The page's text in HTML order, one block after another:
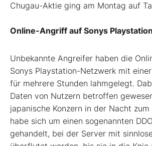
Chugau-Aktie ging am Montag auf
Online-Angriff auf Sonys
Unbekannte Angreifer haben die
Sonys Playstation-Netzwerk mit
für mehrere Stunden lahmgelegt.
Daten von Nutzern betroffen
japanische Konzern in der Nacht
habe sich um einen sogenannten
gehandelt, bei der Server mit